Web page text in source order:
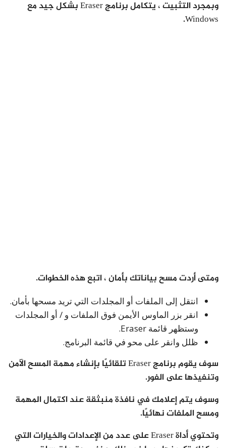
وبمجرد التثبيت ، يتكامل برنامج Eraser بشكل جيد مع
Windows.
ومتى أردت مسح بياناتك بأمان ، اتبع هذه الخطوات.
انتقل إلى الملفات أو المجلدات التي تريد مسحها بأمان.
انقر بزر الماوس الأيمن فوق الملفات و / أو المجلدات
وستظهر قائمة Eraser.
ظلل وانقر على محو في قائمة البرنامج.
سوف يقوم برنامج Eraser تلقائيًا بإنشاء مهمة المسح الآمن
وتنفيذها على الفور.
وسوف يتم إعلامك في نافذة منبثقة عند اكتمال المهمة
ومسح الملفات نهائيًا.
وتحتوي أداة Eraser على عدد من الإعدادات والخيارات التي